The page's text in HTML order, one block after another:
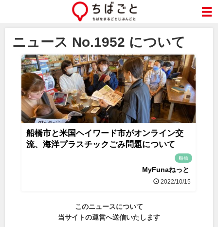
ニュース No.1952 について
船橋市と米国ヘイワード市がオンライン交
流、海洋プラスチックごみ問題について
船橋
MyFunaねっと
2022/10/15
このニュースについて
当サイトの運営へ送信いたします